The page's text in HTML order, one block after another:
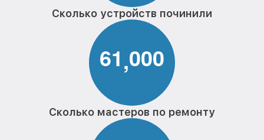
Сколько устройств починили
61,000
Сколько мастеров по ремонту